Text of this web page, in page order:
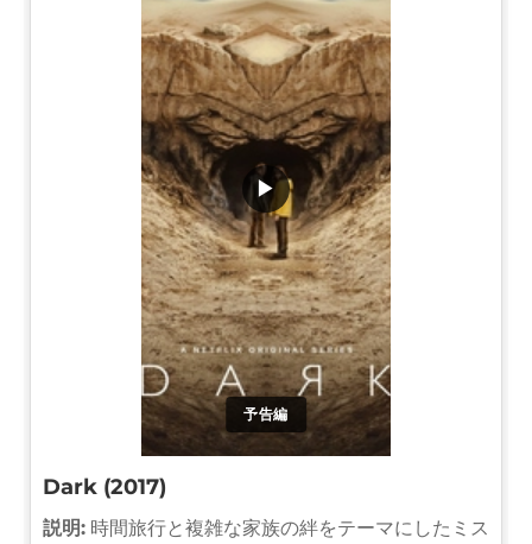
予告編
▶
Dark (2017)
説明: 時間旅行と複雑な家族の絆をテーマにしたミス